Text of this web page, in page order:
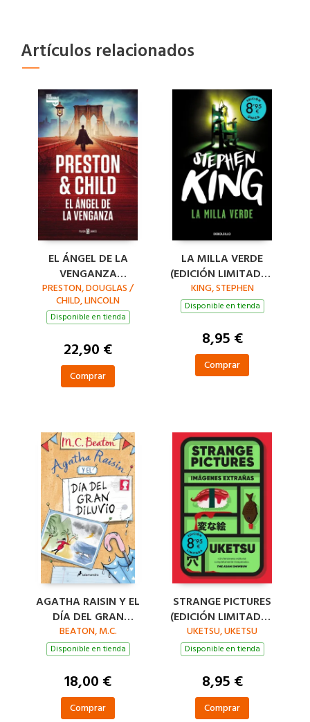
Artículos relacionados
EL ÁNGEL DE LA
VENGANZA
(INSPECTOR
PENDERGAST 22)
PRESTON, DOUGLAS /
CHILD, LINCOLN
Disponible en tienda
22,90 €
Comprar
LA MILLA VERDE
(EDICIÓN LIMITADA ·
VERANO)
KING, STEPHEN
Disponible en tienda
8,95 €
Comprar
AGATHA RAISIN Y EL
DÍA DEL GRAN
DILUVIO (AGATHA
RAISIN 12)
BEATON, M.C.
Disponible en tienda
18,00 €
Comprar
STRANGE PICTURES
(EDICIÓN LIMITADA ·
VERANO)
UKETSU, UKETSU
Disponible en tienda
8,95 €
Comprar